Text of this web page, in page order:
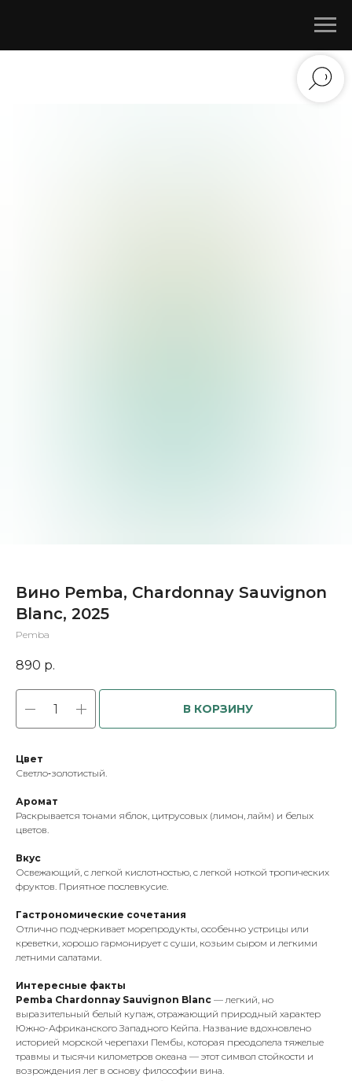
Вино Pemba, Chardonnay Sauvignon
Blanc, 2025
Pemba
890 р.
В КОРЗИНУ
Цвет
Светло‑золотистый.
Аромат
Раскрывается тонами яблок, цитрусовых (лимон, лайм) и белых
цветов.
Вкус
Освежающий, с легкой кислотностью, с легкой ноткой тропических
фруктов. Приятное послевкусие.
Гастрономические сочетания
Отлично подчеркивает морепродукты, особенно устрицы или
креветки, хорошо гармонирует с суши, козьим сыром и легкими
летними салатами.
Интересные факты
Pemba Chardonnay Sauvignon Blanc — легкий, но
выразительный белый купаж, отражающий природный характер
Южно-Африканского Западного Кейпа. Название вдохновлено
историей морской черепахи Пембы, которая преодолела тяжелые
травмы и тысячи километров океана — этот символ стойкости и
возрождения лег в основу философии вина.